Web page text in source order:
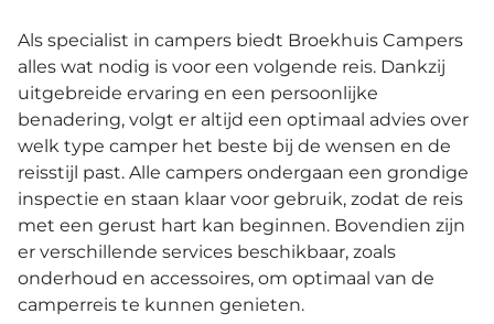
Als specialist in campers biedt Broekhuis Campers
alles wat nodig is voor een volgende reis. Dankzij
uitgebreide ervaring en een persoonlijke
benadering, volgt er altijd een optimaal advies over
welk type camper het beste bij de wensen en de
reisstijl past. Alle campers ondergaan een grondige
inspectie en staan klaar voor gebruik, zodat de reis
met een gerust hart kan beginnen. Bovendien zijn
er verschillende services beschikbaar, zoals
onderhoud en accessoires, om optimaal van de
camperreis te kunnen genieten.